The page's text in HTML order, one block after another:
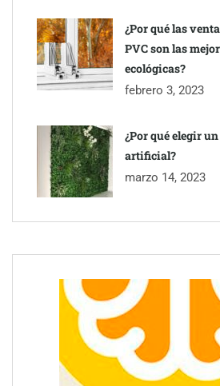
Esenzzia da la bienvenida a agosto con
todo su catálogo de perfumes de
¿Por qué las
PVC son las
ecológicas?
febrero 3, 2023
¿Por qué elegir
artificial?
marzo 14, 2023